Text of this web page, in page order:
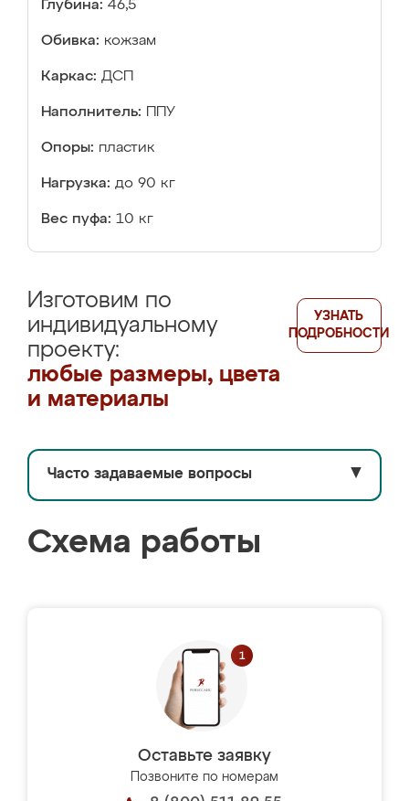
Глубина: 46,5
Обивка: кожзам
Каркас: ДСП
Наполнитель: ППУ
Опоры: пластик
Нагрузка: до 90 кг
Вес пуфа: 10 кг
Изготовим по
индивидуальному
проекту:
любые размеры, цвета
и материалы
УЗНАТЬ
ПОДРОБНОСТИ
Часто задаваемые вопросы ▼
Схема работы
Оставьте заявку
Позвоните по номерам